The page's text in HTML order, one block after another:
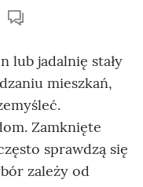
lub jadalnię stały
mieszkań,
Zamknięte
sprawdzą się
zależy od